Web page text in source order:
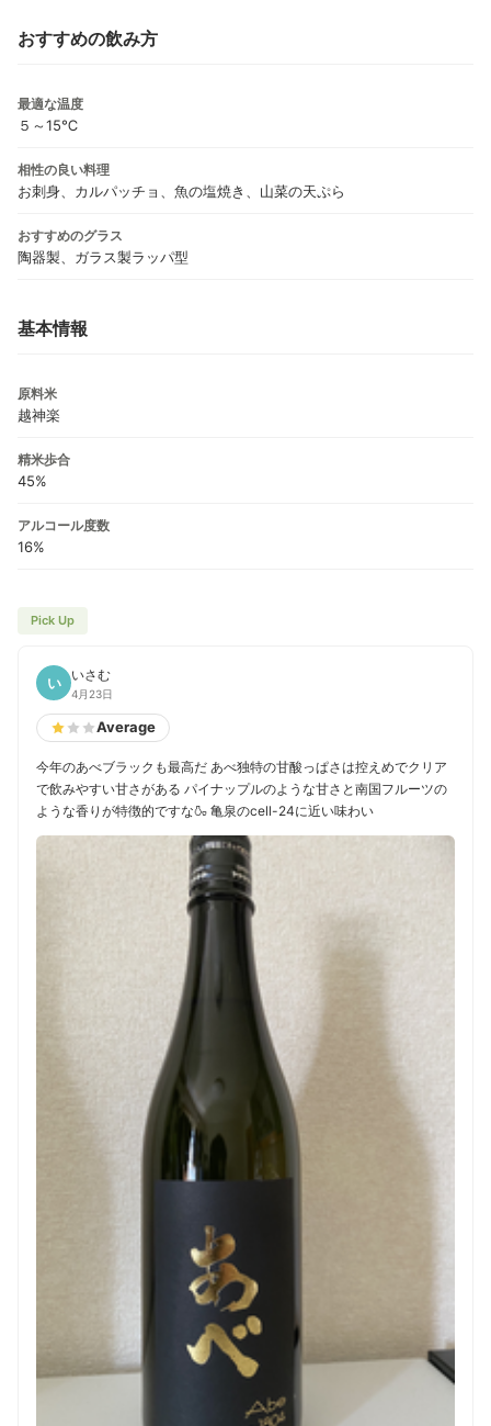
おすすめの飲み方
最適な温度
５～15℃
相性の良い料理
お刺身、カルパッチョ、魚の塩焼き、山菜の天ぷら
おすすめのグラス
陶器製、ガラス製ラッパ型
基本情報
原料米
越神楽
精米歩合
45%
アルコール度数
16%
Pick Up
い いさむ
4月23日
Average
今年のあべブラックも最高だ あべ独特の甘酸っぱさは控えめでクリア
で飲みやすい甘さがある パイナップルのような甘さと南国フルーツの
ような香りが特徴的ですな🍶 亀泉のcell-24に近い味わい